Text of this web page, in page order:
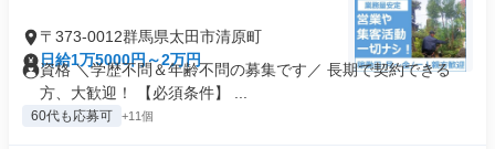
〒373-0012群馬県太田市清原町
日給1万5000円～2万円
資格 ＼学歴不問＆年齢不問の募集です／ 長期で契約できる
方、大歓迎！ 【必須条件】 ...
60代も応募可 +11個